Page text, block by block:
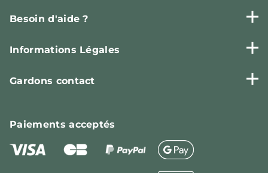
Besoin d'aide ?
Informations Légales
Gardons contact
Paiementsacceptés